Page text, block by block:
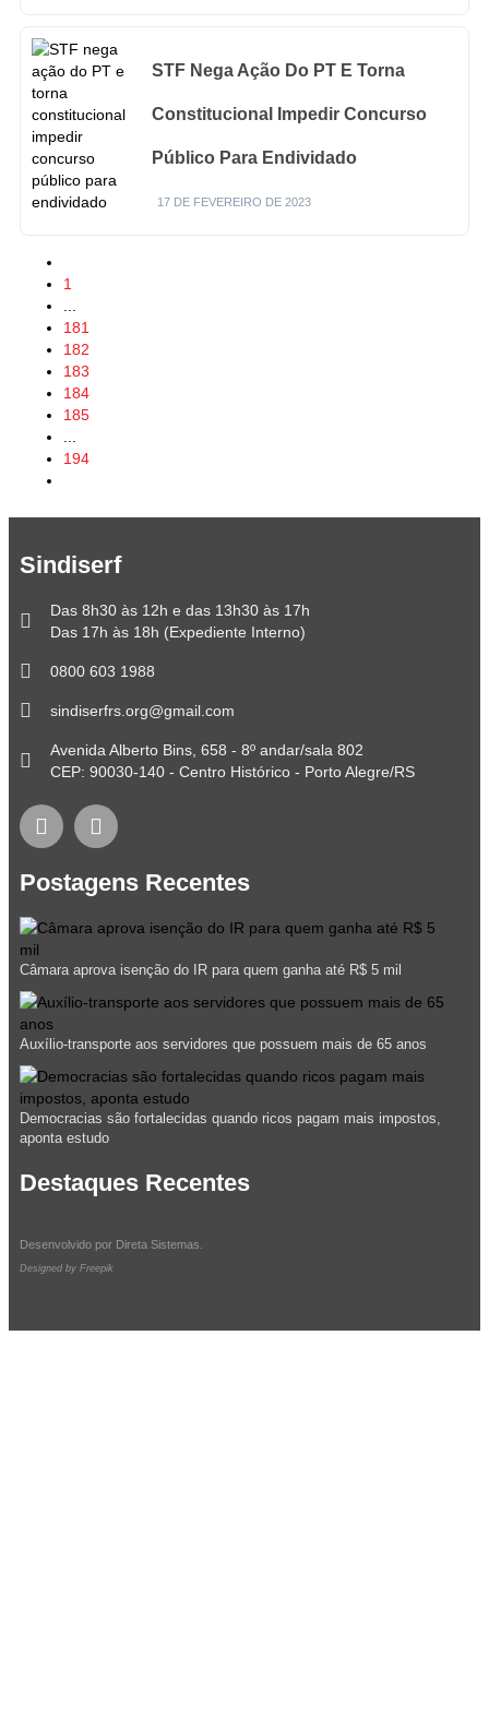
STF Nega Ação Do PT E Torna
Constitucional Impedir Concurso
Público Para Endividado
17 DE FEVEREIRO DE 2023
1
181
182
183
184
185
194
Sindiserf
Das 8h30 às 12h e das 13h30 às 17h
Das 17h às 18h (Expediente Interno)
0800 603 1988
sindiserfrs.org@gmail.com
Avenida Alberto Bins, 658 - 8º andar/sala 802
CEP: 90030-140 - Centro Histórico - Porto Alegre/RS
Postagens Recentes
Câmara aprova isenção do IR para quem ganha até R$ 5 mil
Auxílio-transporte aos servidores que possuem mais de 65 anos
Democracias são fortalecidas quando ricos pagam mais impostos,
aponta estudo
Destaques Recentes
Desenvolvido por Direta Sistemas
Designed by Freepik